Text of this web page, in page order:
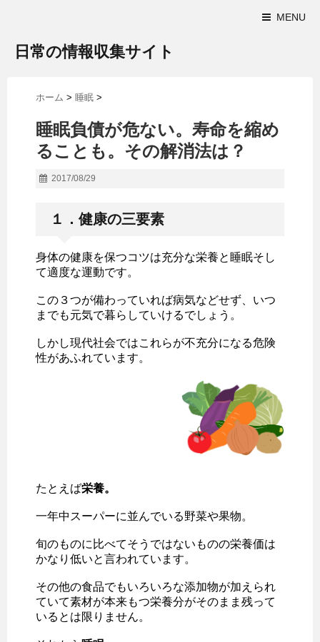
MENU
日常の情報収集サイト
ホーム > 睡眠 >
睡眠負債が危ない。寿命を縮め
ることも。その解消法は？
2017/08/29
１．健康の三要素
身体の健康を保つコツは充分な栄養と睡眠そし
て適度な運動です。
この３つが備わっていれば病気などせず、いつ
までも元気で暮らしていけるでしょう。
しかし現代社会ではこれらが不充分になる危険
性があふれています。
たとえば栄養。
一年中スーパーに並んでいる野菜や果物。
旬のものに比べてそうではないものの栄養価は
かなり低いと言われています。
その他の食品でもいろいろな添加物が加えられ
ていて素材が本来もつ栄養分がそのまま残って
いるとは限りません。